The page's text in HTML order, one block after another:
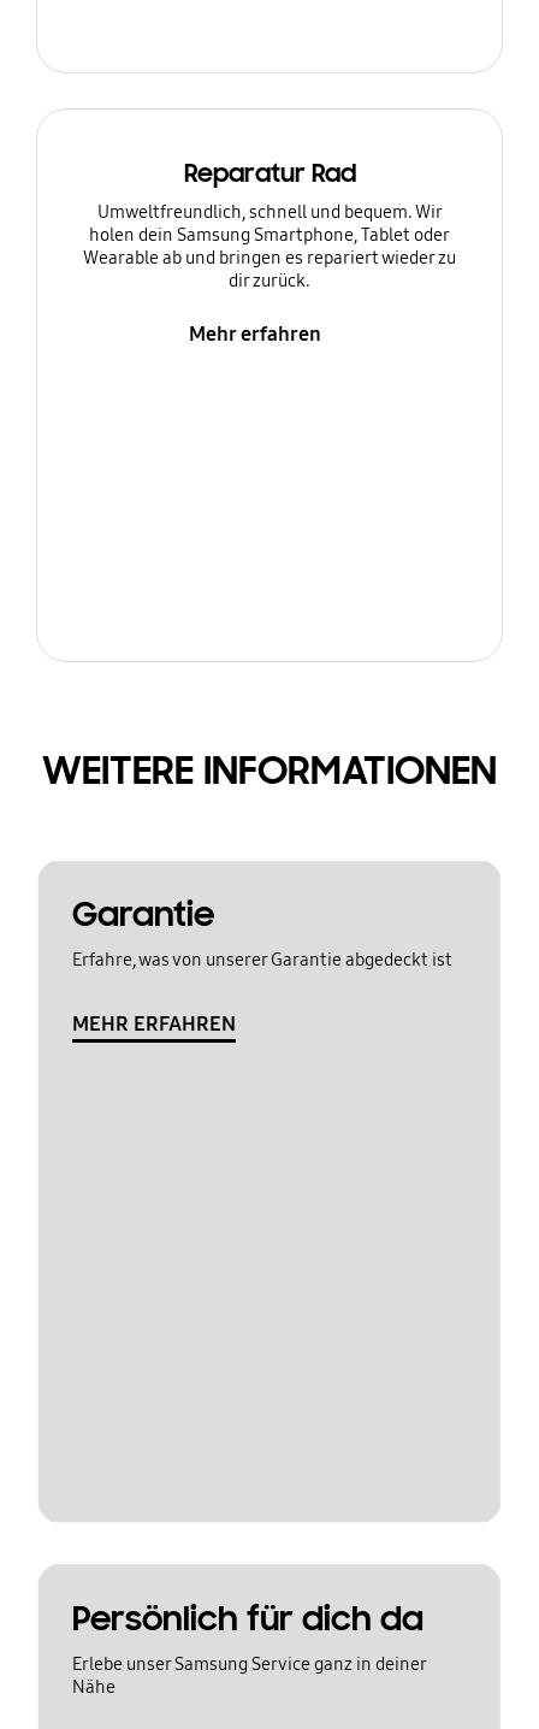
Reparatur Rad
Umweltfreundlich, schnell und bequem. Wir
holen dein Samsung Smartphone, Tablet oder
Wearable ab und bringen es repariert wieder zu
dir zurück.
Mehr erfahren
WEITERE INFORMATIONEN
Garantie
Erfahre, was von unserer Garantie abgedeckt ist
MEHR ERFAHREN
Persönlich für dich da
Erlebe unser Samsung Service ganz in deiner
Nähe